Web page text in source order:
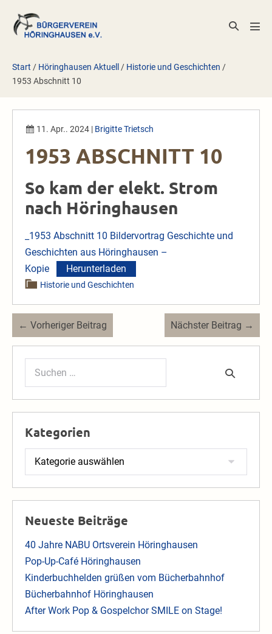
Inhalt
springen
Suche-
Start / Höringhausen Aktuell / Historie und Geschichten /
1953 Abschnitt 10
11. Apr.. 2024 | Brigitte Trietsch
1953 ABSCHNITT 10
So kam der elekt. Strom
nach Höringhausen
_1953 Abschnitt 10 Bildervortrag Geschichte und
Geschichten aus Höringhausen –
Kopie
Herunterladen
Historie und Geschichten
Beitragsnavigation
← Vorheriger Beitrag Nächster Beitrag →
Suchen
Kategorien
Kategorien
Neueste Beiträge
40 Jahre NABU Ortsverein Höringhausen
Pop-Up-Café Höringhausen
Kinderbuchhelden grüßen vom Bücherbahnhof
Bücherbahnhof Höringhausen
After Work Pop & Gospelchor SMILE on Stage!